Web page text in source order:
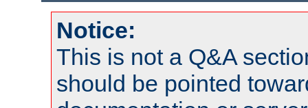
Notice:
This is not a Q&A
should be pointed